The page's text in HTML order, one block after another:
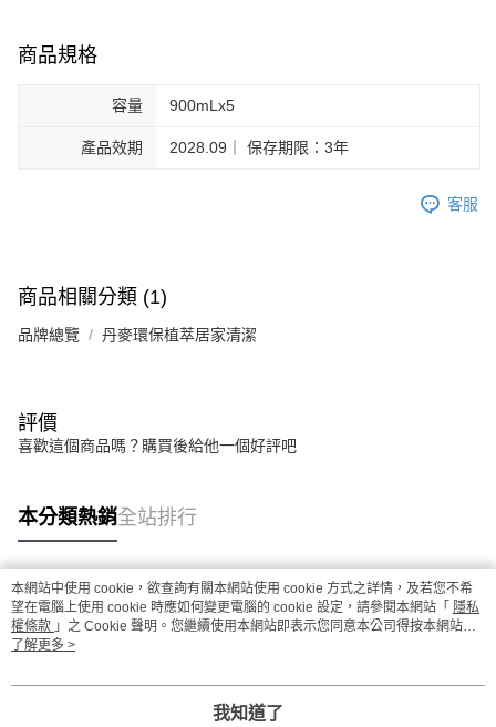
商品規格
容量 900mLx5
產品效期 2028.09｜ 保存期限：3年
客服
商品相關分類 (1)
品牌總覽 丹麥環保植萃居家清潔
評價
喜歡這個商品嗎？購買後給他一個好評吧
本分類熱銷全站排行
熱門標籤
本網站中使用 cookie，欲查詢有關本網站使用 cookie 方式之詳情，及若您不希
望在電腦上使用 cookie 時應如何變更電腦的 cookie 設定，請參閱本網站「 隱私
權條款 」之 Cookie 聲明。您繼續使用本網站即表示您同意本公司得按本網站使
用條款之 Cookie 聲明使用 cookie。
了解更多 >
我知道了